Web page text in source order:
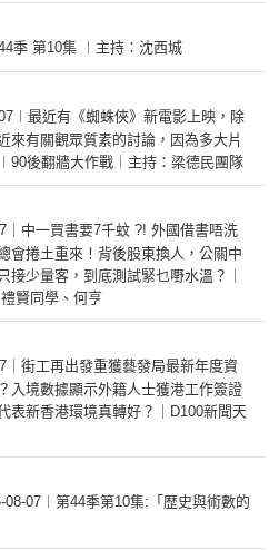
季 第10集 ︱主持：沈西城
最近有《蜘蛛俠》新電影上映，除
來有關觀眾質素的討論，因為多大片
後翻牆大作戰︱主持：梁德民團隊
｜中一買書要7千蚊 ?! 外國借書唔洗
會捲土重來！背後股東換人，公關中
少量客，到底測試緊乜嘢水溫？｜
賢同學、何亨
｜街工再出發重獲藝發局最新年度資
入境數據顯示外籍人士獲港工作簽證
表新香港環境真轉好？｜D100新聞天
08-07︱第44季第10集:「歴史與術數的